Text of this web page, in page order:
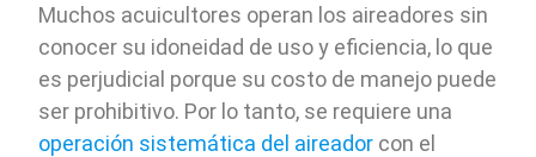
Muchos acuicultores operan los aireadores sin
conocer su idoneidad de uso y eficiencia, lo que
es perjudicial porque su costo de manejo puede
ser prohibitivo. Por lo tanto, se requiere una
operación sistemática del aireador con el